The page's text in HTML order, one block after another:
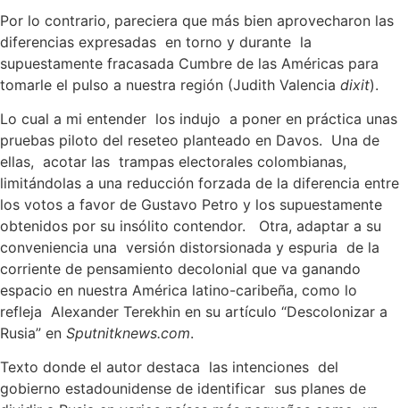
Por lo contrario, pareciera que más bien aprovecharon las
diferencias expresadas en torno y durante la
supuestamente fracasada Cumbre de las Américas para
tomarle el pulso a nuestra región (Judith Valencia dixit).
Lo cual a mi entender los indujo a poner en práctica unas
pruebas piloto del reseteo planteado en Davos. Una de
ellas, acotar las trampas electorales colombianas,
limitándolas a una reducción forzada de la diferencia entre
los votos a favor de Gustavo Petro y los supuestamente
obtenidos por su insólito contendor. Otra, adaptar a su
conveniencia una versión distorsionada y espuria de la
corriente de pensamiento decolonial que va ganando
espacio en nuestra América latino-caribeña, como lo
refleja Alexander Terekhin en su artículo “Descolonizar a
Rusia” en Sputnitknews.com.
Texto donde el autor destaca las intenciones del
gobierno estadounidense de identificar sus planes de